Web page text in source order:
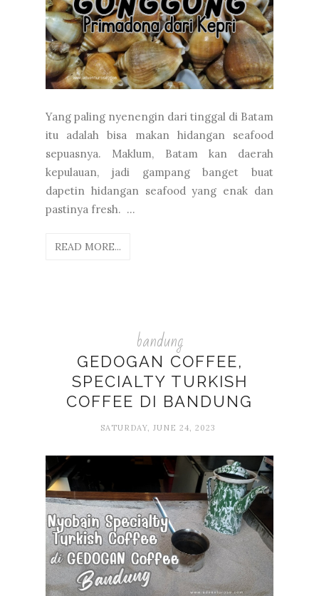
Yang paling nyenengin dari tinggal di Batam
itu adalah bisa makan hidangan seafood
sepuasnya. Maklum, Batam kan daerah
kepulauan, jadi gampang banget buat
dapetin hidangan seafood yang enak dan
pastinya fresh. ...
READ MORE...
bandung
GEDOGAN COFFEE,
SPECIALTY TURKISH
COFFEE DI BANDUNG
SATURDAY, JUNE 24, 2023